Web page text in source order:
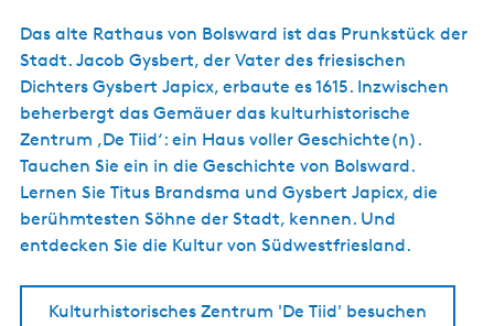
Das alte Rathaus von Bolsward ist das Prunkstück der
Stadt. Jacob Gysbert, der Vater des friesischen
Dichters Gysbert Japicx, erbaute es 1615. Inzwischen
beherbergt das Gemäuer das kulturhistorische
Zentrum ‚De Tiid‘: ein Haus voller Geschichte(n).
Tauchen Sie ein in die Geschichte von Bolsward.
Lernen Sie Titus Brandsma und Gysbert Japicx, die
berühmtesten Söhne der Stadt, kennen. Und
entdecken Sie die Kultur von Südwestfriesland.
Kulturhistorisches Zentrum 'De Tiid' besuchen